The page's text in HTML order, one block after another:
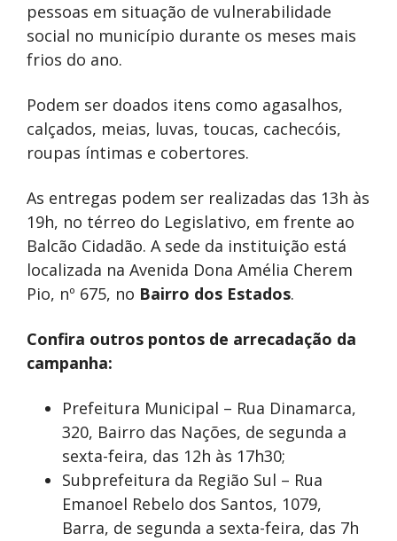
pessoas em situação de vulnerabilidade
social no município durante os meses mais
frios do ano.
Podem ser doados itens como agasalhos,
calçados, meias, luvas, toucas, cachecóis,
roupas íntimas e cobertores.
As entregas podem ser realizadas das 13h às
19h, no térreo do Legislativo, em frente ao
Balcão Cidadão. A sede da instituição está
localizada na Avenida Dona Amélia Cherem
Pio, nº 675, no Bairro dos Estados.
Confira outros pontos de arrecadação da
campanha:
Prefeitura Municipal – Rua Dinamarca,
320, Bairro das Nações, de segunda a
sexta-feira, das 12h às 17h30;
Subprefeitura da Região Sul – Rua
Emanoel Rebelo dos Santos, 1079,
Barra, de segunda a sexta-feira, das 7h